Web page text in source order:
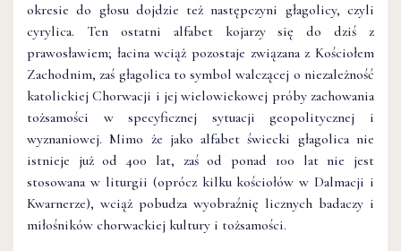
okresie do głosu dojdzie też następczyni głagolicy, czyli
cyrylica. Ten ostatni alfabet kojarzy się do dziś z
prawosławiem; łacina wciąż pozostaje związana z Kościołem
Zachodnim, zaś głagolica to symbol walczącej o niezależność
katolickiej Chorwacji i jej wielowiekowej próby zachowania
tożsamości w specyficznej sytuacji geopolitycznej i
wyznaniowej. Mimo że jako alfabet świecki głagolica nie
istnieje już od 400 lat, zaś od ponad 100 lat nie jest
stosowana w liturgii (oprócz kilku kościołów w Dalmacji i
Kwarnerze), wciąż pobudza wyobraźnię licznych badaczy i
miłośników chorwackiej kultury i tożsamości.